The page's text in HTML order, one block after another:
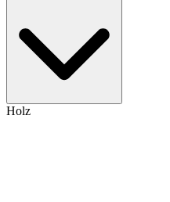
Holz